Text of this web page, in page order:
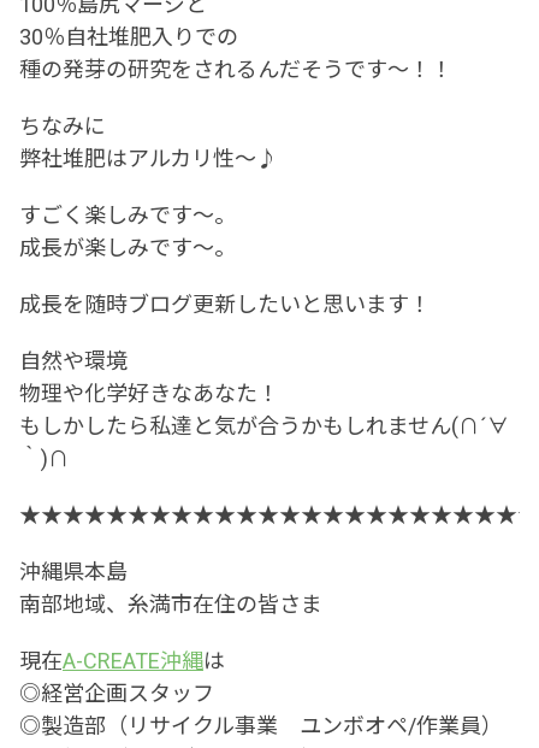
30％自社堆肥入りでの
種の発芽の研究をされるんだそうです～！！
ちなみに
弊社堆肥はアルカリ性～♪
すごく楽しみです～。
成長が楽しみです～。
成長を随時ブログ更新したいと思います！
自然や環境
物理や化学好きなあなた！
もしかしたら私達と気が合うかもしれません(∩´∀
｀)∩
★★★★★★★★★★★★★★★★★★★★★★★★
沖縄県本島
南部地域、糸満市在住の皆さま
現在A-CREATE沖縄は
◎経営企画スタッフ
◎製造部（リサイクル事業 ユンボオペ/作業員）